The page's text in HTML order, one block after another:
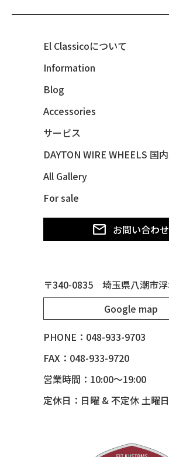
40 LINCOLN ZEPHYR *V12*
47 CHEVY FLEETMASTER CONV
48 CHEVY 3100 *Q-CHINCO
48 CHEVY FLEET AEROSEDAN
48 CHEVY FLEETMASTER CONV
49 MERCURY *MERC9*
50 CHEVY STYLE-LINE*BUBBLES
50 CHEVY SUBURBAN
51 MERCURY *ART MORRISON
53 CHEVY BEL-AIR
55 BUICK ROADMASTER
55 CHEVY HANDYMAN WAGON
El Classicoについて
Information
Blog
Accessories
サービス
DAYTON WIRE WHEELS 国
All Gallery
For sale
お問い合わせ
〒340-0835 埼玉県八潮市
Google map
PHONE：048-933-9703
FAX：048-933-9720
営業時間：10:00～19:00
定休日：日曜 & 不定休 土曜日